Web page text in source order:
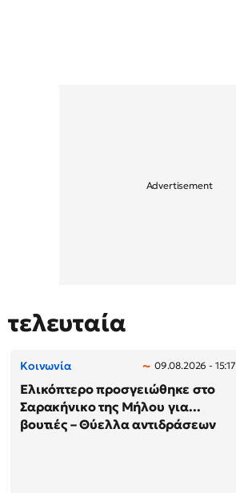
τελευταία
Κοινωνία 09.08.2026 - 15:17
Ελικόπτερο προσγειώθηκε στο
Σαρακήνικο της Μήλου για...
βουτιές – Θύελλα αντιδράσεων